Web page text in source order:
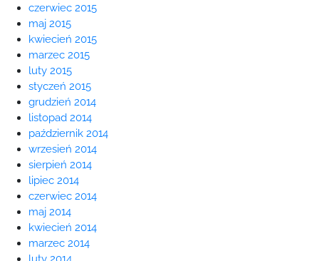
czerwiec 2015
maj 2015
kwiecień 2015
marzec 2015
luty 2015
styczeń 2015
grudzień 2014
listopad 2014
październik 2014
wrzesień 2014
sierpień 2014
lipiec 2014
czerwiec 2014
maj 2014
kwiecień 2014
marzec 2014